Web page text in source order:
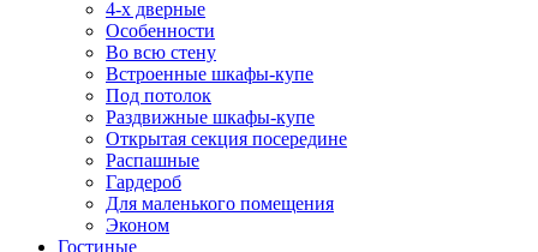
4-х дверные
Особенности
Во всю стену
Встроенные шкафы-купе
Под потолок
Раздвижные шкафы-купе
Открытая секция посередине
Распашные
Гардероб
Для маленького помещения
Эконом
Гостиные